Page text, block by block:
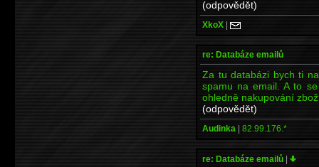
(odpovědět)
XkoX |
re: Databáze emailů
Za tu databázi bych ti
spamu na email. A to
ohledně nakupování
(odpovědět)
Audinka | 82.99.176.*
re: Databáze emailů |